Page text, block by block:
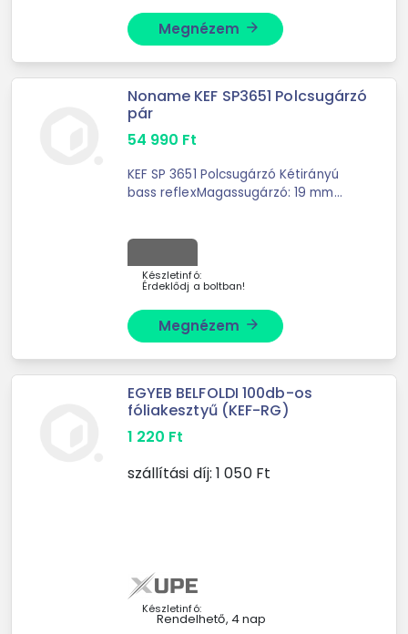
Megnézem arrow_forward
Noname KEF SP3651 Polcsugárzó
pár
54 990 Ft
KEF SP 3651 Polcsugárzó Kétirányú
bass reflexMagassugárzó: 19 mm
Készletinfó:
Érdeklődj a boltban!
Megnézem arrow_forward
EGYEB BELFOLDI 100db-os
fóliakesztyű (KEF-RG)
1 220 Ft
szállítási díj: 1 050Ft
Készletinfó:
Rendelhető, 4 nap